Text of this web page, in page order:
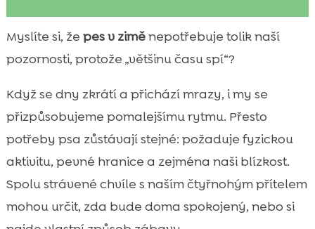

Proč se v zimě mění naše společné návyky
se psem

Zimní procházky jako základ psychické
pohody psa
 Posílení vztahu a důvěry během chladných
dnů

Bezpečný pohyb venku: led, sůl, tma a
Jak udržet psa v kondici, když je venku
Myslíte si, že pes v ziměnepotřebuje tolik naší
pozornosti, protože „většinu času spí“?
Když se dny zkrátí a přichází mrazy, i my se
přizpůsobujeme pomalejšímu rytmu. Přesto
potřeby psa zůstávají stejné: požaduje fyzickou
aktivitu, pevné hranice a zejména naši blízkost.
Spolu strávené chvíle s naším čtyřnohým přítelem
mohou určit, zda bude doma spokojený, nebo si